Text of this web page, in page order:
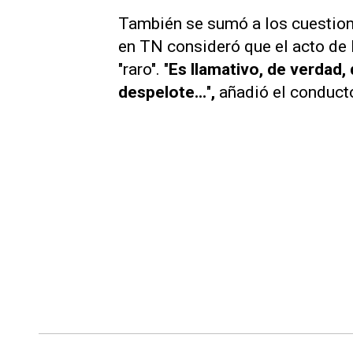
También se sumó a los
en TN consideró que el acto
"raro". "Es llamativo, de
despelote...", añadió el